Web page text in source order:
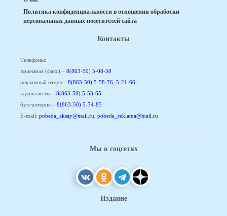
Политика конфиденциальности в отношении обработки
персональных данных посетителей сайта
Контакты
Телефоны:
приемная (факс) – 8(863-50) 5-08-50
рекламный отдел – 8(863-50) 5-58-76, 5-21-66
журналисты – 8(863-50) 5-53-65
бухгалтерия – 8(863-50) 5-74-85
E-mail: pobeda_aksay@mail.ru, pobeda_reklama@mail.ru
Мы в соцсетях
Издание